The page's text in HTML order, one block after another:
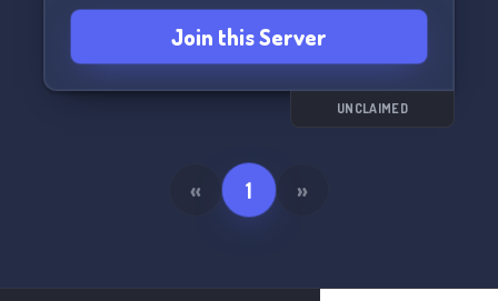
you can find everything in the library.
Weekly chess tournaments.
And of course, some conversations that seem to
have come from the deepweb, haha! 🕵️‍♂️🤫
Join this Server
UNCLAIMED
« 1 »